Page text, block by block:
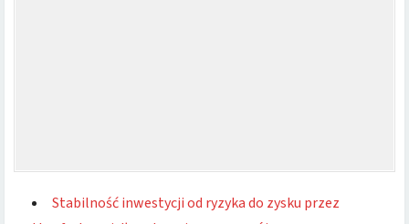
Stabilność inwestycji od ryzyka do zysku przez